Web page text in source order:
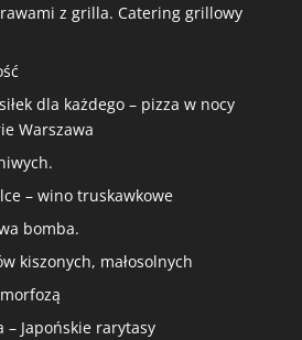
z grilla. Catering grillowy
dla każdego – pizza w nocy
Warszawa
– wino truskawkowe
bomba.
kiszonych, małosolnych
– Japońskie rarytasy